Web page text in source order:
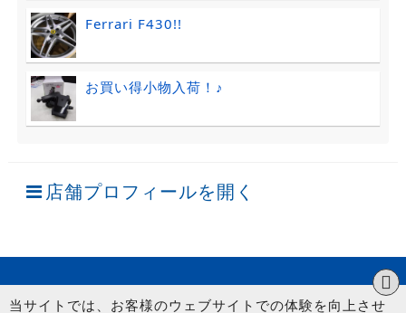
Ferrari F430!!
お買い得小物入荷！♪
店舗プロフィールを開く
当サイトでは、お客様のウェブサイトでの体験を向上させ